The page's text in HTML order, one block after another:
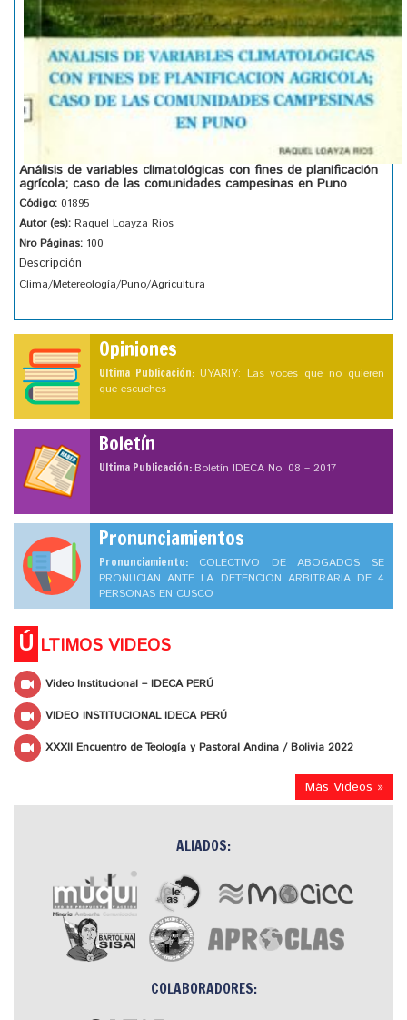
Análisis de variables climatológicas con fines de planificación
agrícola; caso de las comunidades campesinas en Puno
Código: 01895
Autor (es): Raquel Loayza Rios
Nro Páginas: 100
Descripción
Clima/Metereología/Puno/Agricultura
Opiniones
Ultima Publicación: UYARIY: Las voces que no quieren
que escuches
Boletín
Ultima Publicación:Boletín IDECA No. 08 – 2017
Pronunciamientos
Pronunciamiento: COLECTIVO DE ABOGADOS SE
PRONUCIAN ANTE LA DETENCION ARBITRARIA DE 4
PERSONAS EN CUSCO
Ú LTIMOS VIDEOS
Video Institucional – IDECA PERÚ
VIDEO INSTITUCIONAL IDECA PERÚ
XXXII Encuentro de Teología y Pastoral Andina / Bolivia 2022
Más Videos »
ALIADOS:
COLABORADORES: